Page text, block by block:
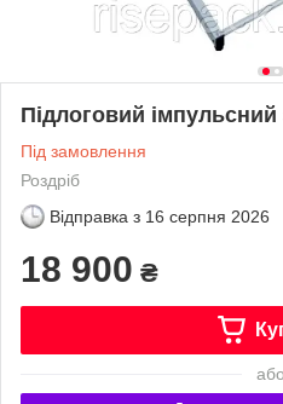
Підлоговий
Під замовлення
Роздріб
Відправка з 16 серпня 2026
18 900 ₴
або